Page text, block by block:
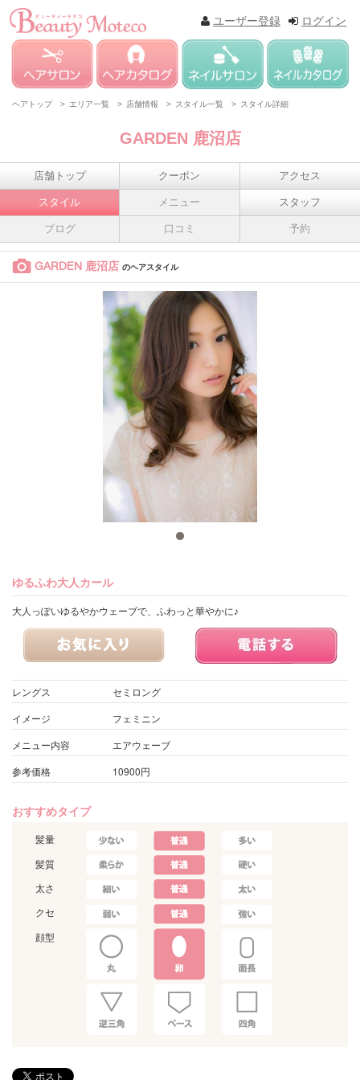
ログイン
ユーザー登録
ヘアトップ > エリア一覧 > 店舗情報 > スタイル一覧 > スタイル詳細
GARDEN 鹿沼店
店舗トップ クーポン アクセス
スタイル メニュー スタッフ
ブログ 口コミ 予約
GARDEN 鹿沼店 のヘアスタイル
ゆるふわ大人カール
大人っぽいゆるやかウェーブで、ふわっと華やかに♪
レングス
セミロング
イメージ
フェミニン
メニュー内容
エアウェーブ
参考価格
10900円
おすすめタイプ
髪量
髪質
太さ
クセ
顔型